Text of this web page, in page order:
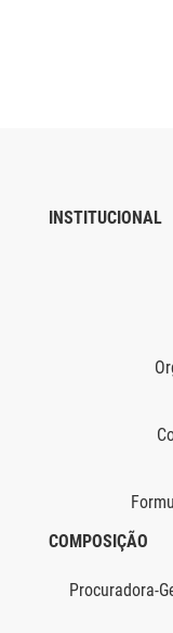
INSTITUCIONAL
COMPOSIÇÃO
Procuradora-